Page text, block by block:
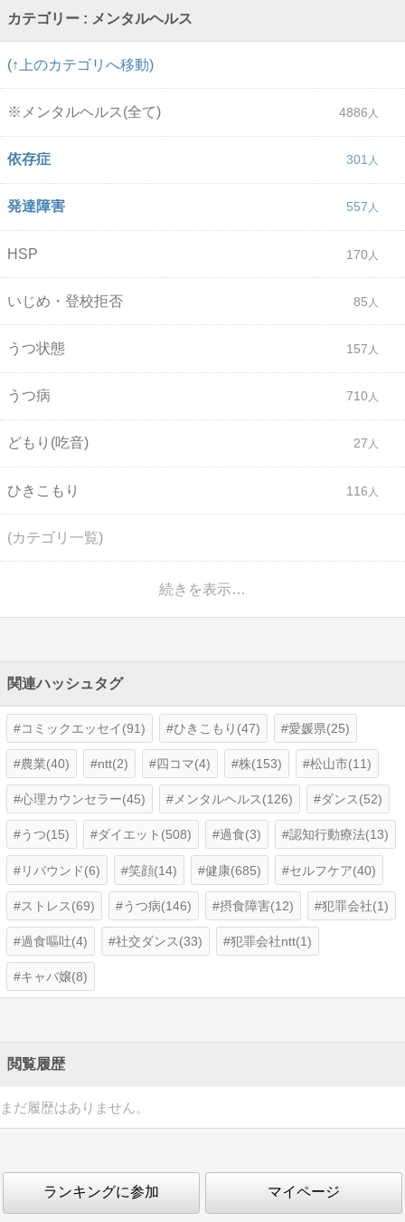
カテゴリー : メンタルヘルス
(↑上のカテゴリへ移動)
※メンタルヘルス(全て) 4886
依存症 301
発達障害 557
HSP 170
いじめ・登校拒否 85
うつ状態 157
うつ病 710
どもり(吃音) 27
ひきこもり 116
(カテゴリ一覧)
続きを表示…
関連ハッシュタグ
コミックエッセイ(91) ひきこもり(47) 愛媛県(25)
農業(40) ntt(2) 四コマ(4) 株(153) 松山市(11)
心理カウンセラー(45) メンタルヘルス(126) ダンス(52)
うつ(15) ダイエット(508) 過食(3) 認知行動療法(13)
リバウンド(6) 笑顔(14) 健康(685) セルフケア(40)
ストレス(69) うつ病(146) 摂食障害(12) 犯罪会社(1)
過食嘔吐(4) 社交ダンス(33) 犯罪会社ntt(1)
キャバ嬢(8)
閲覧履歴
まだ履歴はありません。
ランキングに参加 マイページ